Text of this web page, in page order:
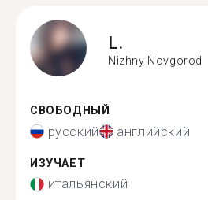
L.
Nizhny Novgorod
СВОБОДНЫЙ
русский английский
ИЗУЧАЕТ
итальянский